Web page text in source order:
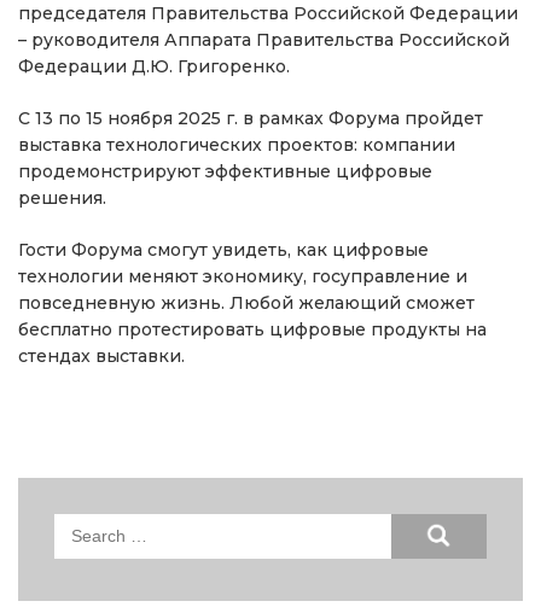
председателя Правительства Российской Федерации
– руководителя Аппарата Правительства Российской
Федерации Д.Ю. Григоренко.
С 13 по 15 ноября 2025 г. в рамках Форума пройдет
выставка технологических проектов: компании
продемонстрируют эффективные цифровые
решения.
Гости Форума смогут увидеть, как цифровые
технологии меняют экономику, госуправление и
повседневную жизнь. Любой желающий сможет
бесплатно протестировать цифровые продукты на
стендах выставки.
Search